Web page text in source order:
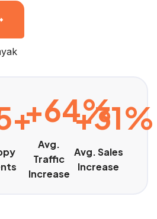
+64%
Avg.
Traffic
Increase
+31%
Avg. Sales
Increase